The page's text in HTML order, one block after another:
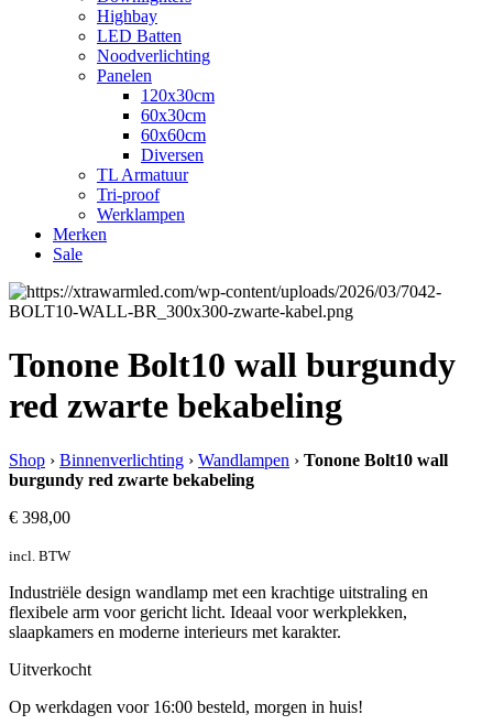
Highbay
LED Batten
Noodverlichting
Panelen
120x30cm
60x30cm
60x60cm
Diversen
TL Armatuur
Tri-proof
Werklampen
Merken
Sale
Tonone Bolt10 wall burgundy
red zwarte bekabeling
Shop › Binnenverlichting › Wandlampen › Tonone Bolt10 wall
burgundy red zwarte bekabeling
€ 398,00
incl. BTW
Industriële design wandlamp met een krachtige uitstraling en
flexibele arm voor gericht licht. Ideaal voor werkplekken,
slaapkamers en moderne interieurs met karakter.
Uitverkocht
Op werkdagen voor 16:00 besteld, morgen in huis!